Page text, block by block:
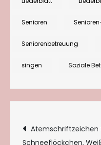
Senioren
Seniorenbetreuung
singen Soziale
Atemschriftzeichen
Schneeflöckchen,